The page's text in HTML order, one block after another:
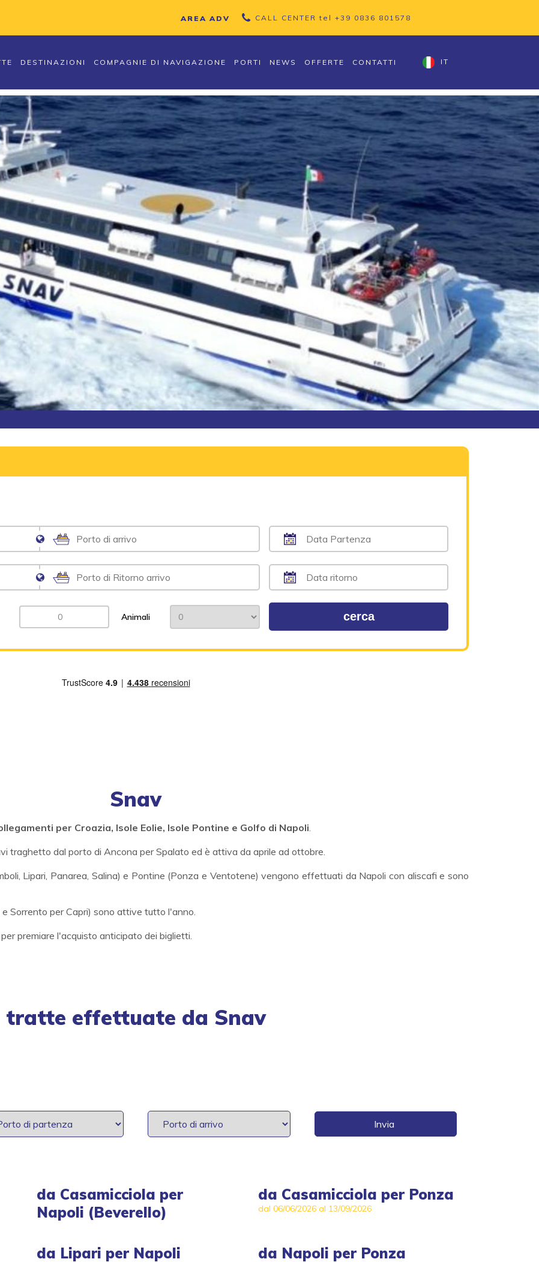
AREA ADV CALL CENTER tel +39 0836 801578
DESTINAZIONI COMPAGNIE DI NAVIGAZIONE PORTI NEWS OFFERTE CONTATTI IT
Animali cerca
Snav
per Croazia, Isole Eolie, Isole Pontine e Golfo di Napoli.
traghetto dal porto di Ancona per Spalato ed è attiva da aprile ad ottobre.
Lipari, Panarea, Salina) e Pontine (Ponza e Ventotene) vengono effettuati da Napoli con aliscafi e sono
Sorrento per Capri) sono attive tutto l'anno.
premiare l'acquisto anticipato dei biglietti.
tratte effettuate da Snav
da Casamicciola per
Napoli (Beverello)
da Casamicciola per Ponza
dal 06/06/2026 al 13/09/2026
da Lipari per Napoli
da Napoli per Ponza